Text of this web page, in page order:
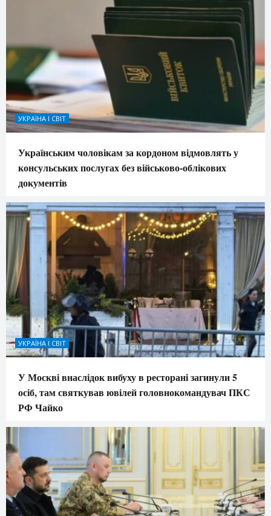
УКРАЇНА І СВІТ
Українським чоловікам за кордоном відмовлять у
консульських послугах без військово-облікових
документів
УКРАЇНА І СВІТ
У Москві внаслідок вибуху в ресторані загинули 5
осіб, там святкував ювілей головнокомандувач ПКС
РФ Чайко